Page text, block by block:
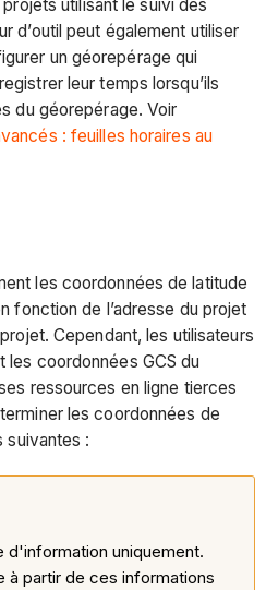
utilisant le suivi des
d’outil peut également utiliser
un géorepérage qui
leur temps lorsqu’ils
du géorepérage. Voir
: feuilles horaires au
les coordonnées de latitude
fonction de l’adresse du projet
Cependant, les utilisateurs
les coordonnées GCS du
ressources en ligne tierces
les coordonnées de
suivantes :
d'information uniquement.
à partir de ces informations